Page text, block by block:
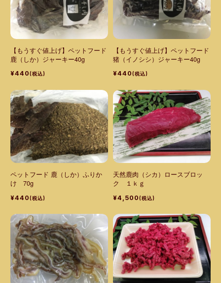
【もうすぐ値上げ】ペットフード
鹿（しか）ジャーキー40g
¥440(税込)
【もうすぐ値上げ】ペットフード
猪（イノシシ）ジャーキー40g
¥440(税込)
ペットフード 鹿（しか）ふりか
け 70g
¥440(税込)
天然鹿肉（シカ）ロースブロッ
ク １ｋｇ
¥4,500(税込)